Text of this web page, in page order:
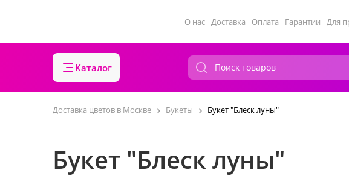
О нас Доставка Оплата Гарантии Для
Каталог
Доставка цветов в Москве Букеты Букет "Блеск луны"
Букет "Блеск луны"